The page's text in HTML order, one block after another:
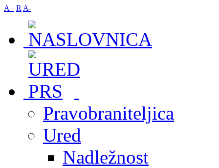
A+ R A-
Pravobraniteljica
Ured
Nadležnost